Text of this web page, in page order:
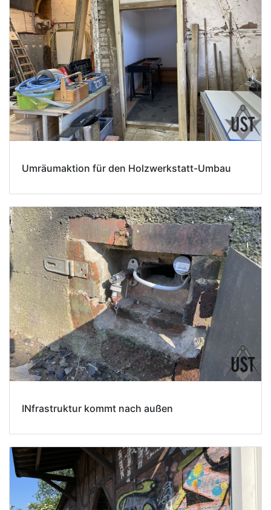
Umräumaktion für den Holzwerkstatt-Umbau
INfrastruktur kommt nach außen